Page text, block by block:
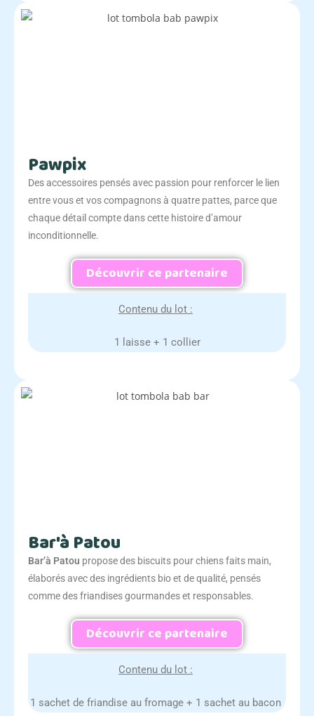
Pawpix
Des accessoires pensés avec passion pour renforcer le lien
entre vous et vos compagnons à quatre pattes, parce que
chaque détail compte dans cette histoire d’amour
inconditionnelle.
Découvrir ce partenaire
Contenu du lot :
1 laisse + 1 collier
Bar'à Patou
Bar’à Patou propose des biscuits pour chiens faits main,
élaborés avec des ingrédients bio et de qualité, pensés
comme des friandises gourmandes et responsables.
Découvrir ce partenaire
Contenu du lot :
1 sachet de friandise au fromage + 1 sachet au bacon